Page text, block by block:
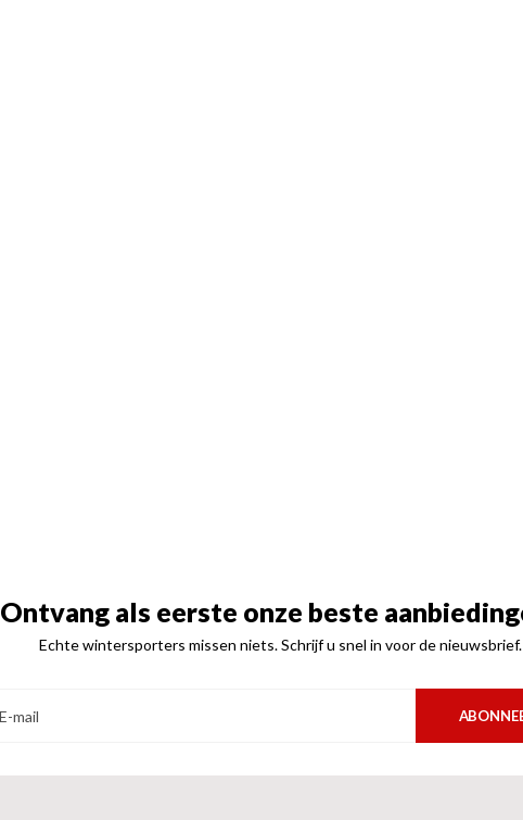
Ontvang als eerste onze beste
Echte wintersporters missen niets. Schrijf u snel in voor de nieuwsbrief.